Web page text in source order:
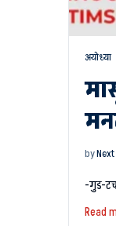
अयोध्या
byNext
-गुड-
Read